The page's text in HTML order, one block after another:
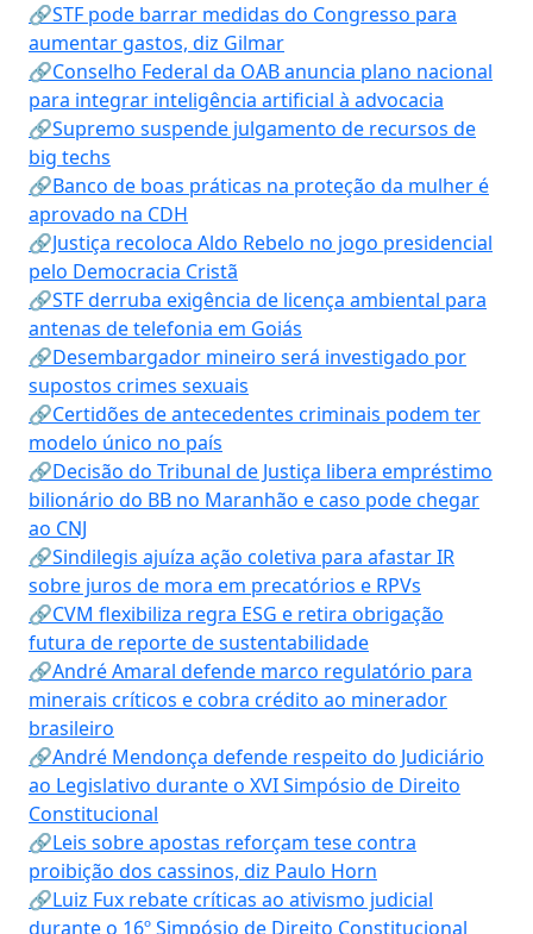
🔗STF pode barrar medidas do Congresso para
aumentar gastos, diz Gilmar
🔗Conselho Federal da OAB anuncia plano nacional
para integrar inteligência artificial à advocacia
🔗Supremo suspende julgamento de recursos de
big techs
🔗Banco de boas práticas na proteção da mulher é
aprovado na CDH
🔗Justiça recoloca Aldo Rebelo no jogo presidencial
pelo Democracia Cristã
🔗STF derruba exigência de licença ambiental para
antenas de telefonia em Goiás
🔗Desembargador mineiro será investigado por
supostos crimes sexuais
🔗Certidões de antecedentes criminais podem ter
modelo único no país
🔗Decisão do Tribunal de Justiça libera empréstimo
bilionário do BB no Maranhão e caso pode chegar
ao CNJ
🔗Sindilegis ajuíza ação coletiva para afastar IR
sobre juros de mora em precatórios e RPVs
🔗CVM flexibiliza regra ESG e retira obrigação
futura de reporte de sustentabilidade
🔗André Amaral defende marco regulatório para
minerais críticos e cobra crédito ao minerador
brasileiro
🔗André Mendonça defende respeito do Judiciário
ao Legislativo durante o XVI Simpósio de Direito
Constitucional
🔗Leis sobre apostas reforçam tese contra
proibição dos cassinos, diz Paulo Horn
🔗Luiz Fux rebate críticas ao ativismo judicial
durante o 16º Simpósio de Direito Constitucional